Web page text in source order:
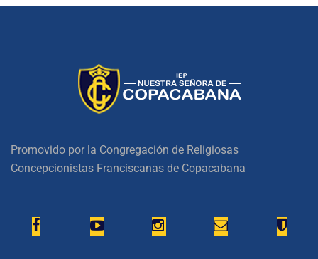
Promovido por la Congregación de Religiosas
Concepcionistas Franciscanas de Copacabana